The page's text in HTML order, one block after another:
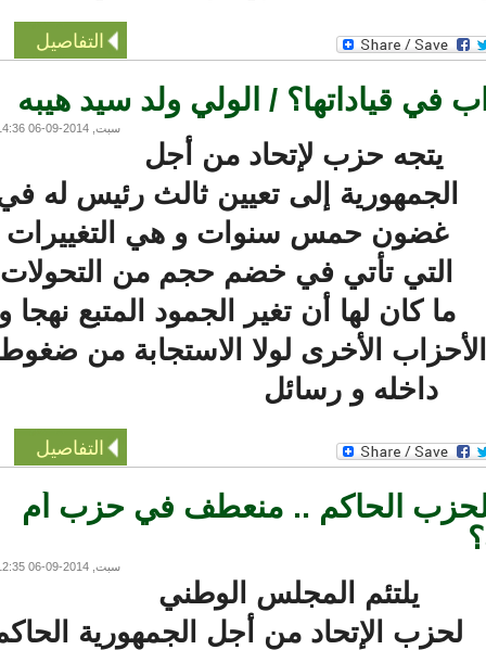
التفاصيل
في قياداتها؟ / الولي ولد سيد هيبه
سبت, 2014-09-06 14:36
يتجه حزب لإتحاد من أجل
الجمهورية إلى تعيين ثالث رئيس له في
غضون حمس سنوات و هي التغييرات
التي تأتي في خضم حجم من التحولات
ما كان لها أن تغير الجمود المتبع نهجا و
الأخرى لولا الاستجابة من ضغوط
داخله و رسائل
التفاصيل
الحاكم .. منعطف في حزب أم
سبت, 2014-09-06 12:35
يلتئم المجلس الوطني
لحزب الإتحاد من أجل الجمهورية الحاكم